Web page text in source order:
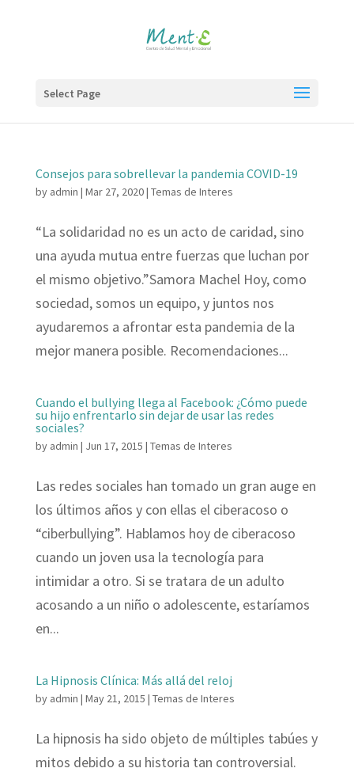
Select Page
Consejos para sobrellevar la pandemia COVID-19
by admin | Mar 27, 2020| Temas de Interes
“La solidaridad no es un acto de caridad, sino
una ayuda mutua entre fuerzas que luchan por
el mismo objetivo.”Samora Machel Hoy, como
sociedad, somos un equipo, y juntos nos
ayudaremos a afrontar esta pandemia de la
mejor manera posible. Recomendaciones...
Cuando el bullying llega al Facebook: ¿Cómo puede
su hijo enfrentarlo sin dejar de usar las redes
sociales?
by admin | Jun 17, 2015 | Temas de Interes
Las redes sociales han tomado un gran auge en
los últimos años y con ellas el ciberacoso o
“ciberbullying”. Hablamos hoy de ciberacoso
cuando un joven usa la tecnología para
intimidar a otro. Si se tratara de un adulto
acosando a un niño o adolescente, estaríamos
en...
La Hipnosis Clínica: Más allá del reloj
by admin | May 21, 2015 | Temas de Interes
La hipnosis ha sido objeto de múltiples tabúes y
mitos debido a su historia tan controversial.